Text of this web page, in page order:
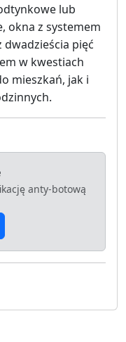
lub
okna z systemem
dwadzieścia pięć
w kwestiach
mieszkań, jak i
anty-botową